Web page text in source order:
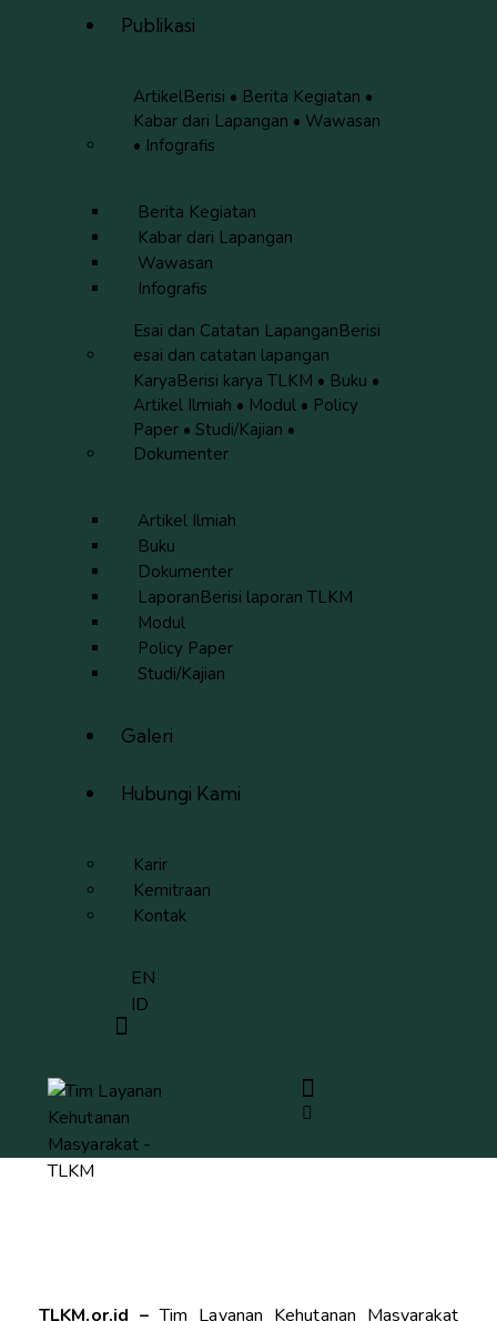
Publikasi
ArtikelBerisi • Berita Kegiatan •
Kabar dari Lapangan • Wawasan
• Infografis
Berita Kegiatan
Kabar dari Lapangan
Wawasan
Infografis
Esai dan Catatan LapanganBerisi
esai dan catatan lapangan
KaryaBerisi karya TLKM • Buku •
Artikel Ilmiah • Modul • Policy
Paper • Studi/Kajian •
Dokumenter
Artikel Ilmiah
Buku
Dokumenter
LaporanBerisi laporan TLKM
Modul
Policy Paper
Studi/Kajian
Galeri
Hubungi Kami
Karir
Kemitraan
Kontak
EN
ID
TLKM.or.id –Tim Layanan Kehutanan Masyarakat